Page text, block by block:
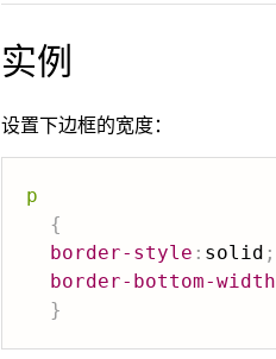
实例
设置下边框的宽度：
p
{
border-style : solid ;
border-bottom-width
}